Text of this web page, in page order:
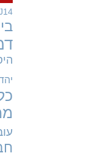
J14
יהדות